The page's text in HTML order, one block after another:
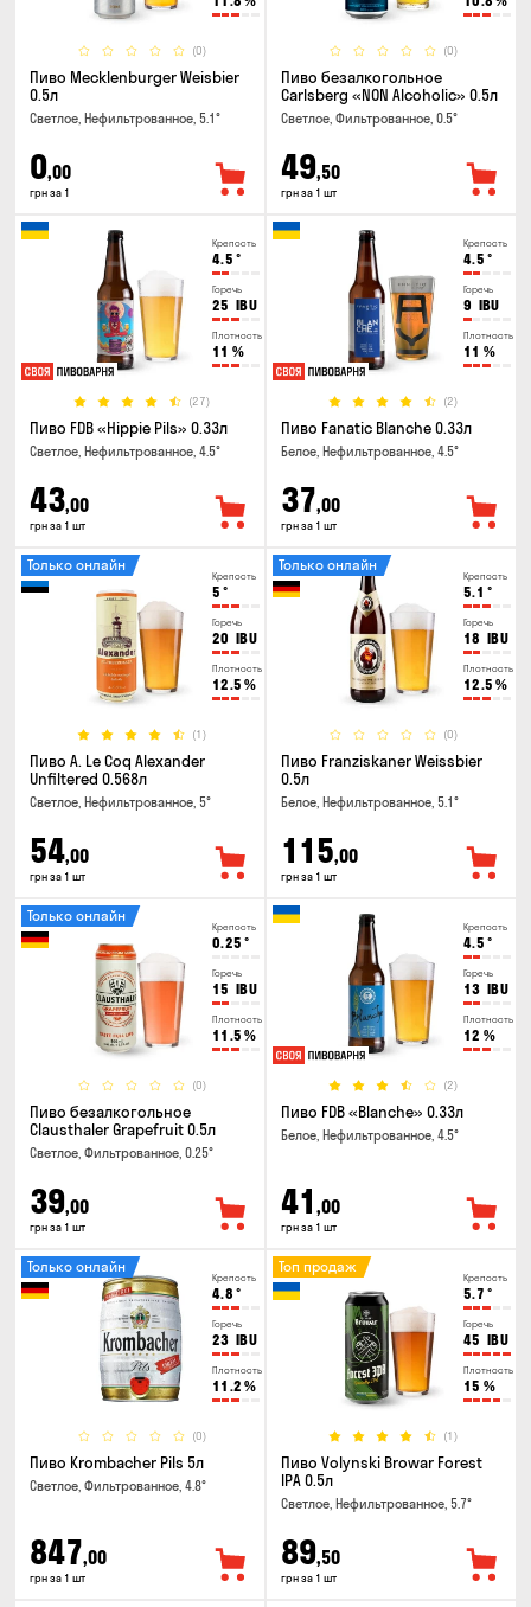
(0)
Пиво Mecklenburger Weisbier
0.5л
Светлое, Нефильтрованное, 5.1°
0,00
грн за 1
(0)
Пиво безалкогольное
Carlsberg «NON Alcoholic» 0.5л
Светлое, Фильтрованное, 0.5°
49,50
грн за 1 шт
Крепость
4.5 °
Горечь
25 IBU
Плотность
11 %
(27)
Пиво FDB «Hippie Pils» 0.33л
Светлое, Нефильтрованное, 4.5°
43,00
грн за 1 шт
Крепость
4.5 °
Горечь
9 IBU
Плотность
11 %
(2)
Пиво Fanatic Blanche 0.33л
Белое, Нефильтрованное, 4.5°
37,00
грн за 1 шт
Крепость
5 °
Горечь
20 IBU
Плотность
12.5 %
(1)
Только онлайн
Пиво A. Le Coq Alexander
Unfiltered 0.568л
Светлое, Нефильтрованное, 5°
54,00
грн за 1 шт
Крепость
5.1 °
Горечь
18 IBU
Плотность
12.5 %
(0)
Только онлайн
Пиво Franziskaner Weissbier
0.5л
Белое, Нефильтрованное, 5.1°
115,00
грн за 1 шт
Крепость
0.25 °
Горечь
15 IBU
Плотность
11.5 %
(0)
Только онлайн
Пиво безалкогольное
Clausthaler Grapefruit 0.5л
Светлое, Фильтрованное, 0.25°
39,00
грн за 1 шт
Крепость
4.5 °
Горечь
13 IBU
Плотность
12 %
(2)
Пиво FDB «Blanche» 0.33л
Белое, Нефильтрованное, 4.5°
41 ,00
грн за 1 шт
Крепость
4.8 °
Горечь
23 IBU
Плотность
11.2 %
(0)
Только онлайн
Пиво Krombacher Pils 5л
Светлое, Фильтрованное, 4.8°
847,00
грн за 1 шт
Крепость
5.7 °
Горечь
45 IBU
Плотность
15 %
(1)
Топ продаж
Пиво Volynski Browar Forest
IPA 0.5л
Светлое, Нефильтрованное, 5.7°
89,50
грн за 1 шт